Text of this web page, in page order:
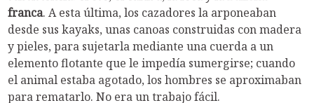
franca. A esta última, los cazadores la arponeaban
desde sus kayaks, unas canoas construidas con madera
y pieles, para sujetarla mediante una cuerda a un
elemento flotante que le impedía sumergirse; cuando
el animal estaba agotado, los hombres se aproximaban
para rematarlo. No era un trabajo fácil.